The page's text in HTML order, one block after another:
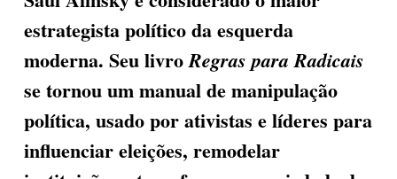
estrategista político da esquerda
moderna. Seu livroRegras para Radicais
se tornou ummanual de manipulação
política, usado por ativistas e líderes para
influenciar eleições, remodelar